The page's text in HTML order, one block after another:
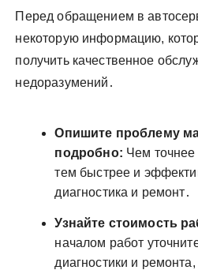
Перед обращением в
некоторую информацию,
получить качественное
недоразумений․
Опишите проблему
подробно: Чем
тем быстрее и
диагностика и ремонт․
Узнайте стоимость
началом работ
диагностики и